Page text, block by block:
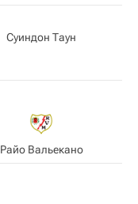
Суиндон Таун
Райо Вальекано